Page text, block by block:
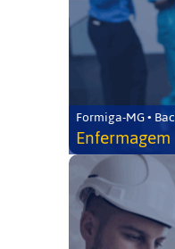
Formiga-MG •
Enfermagem